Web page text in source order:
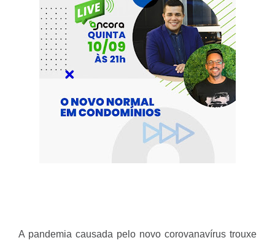
A pandemia causada pelo novo corovanavírus trouxe